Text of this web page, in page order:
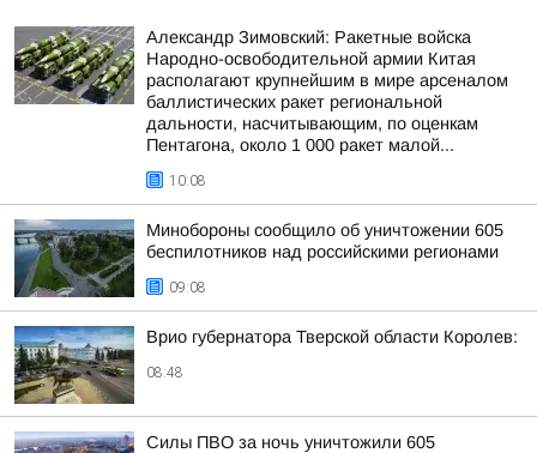
Александр Зимовский: Ракетные войска
Народно-освободительной армии Китая
располагают крупнейшим в мире арсеналом
баллистических ракет региональной
дальности, насчитывающим, по оценкам
Пентагона, около 1 000 ракет малой...
10:08
Минобороны сообщило об уничтожении 605
беспилотников над российскими регионами
09:08
Врио губернатора Тверской области Королев:
08:48
Силы ПВО за ночь уничтожили 605